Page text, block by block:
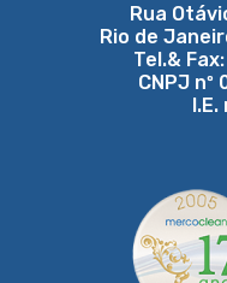
Rua
Rio de
Tel.&
CNPJ